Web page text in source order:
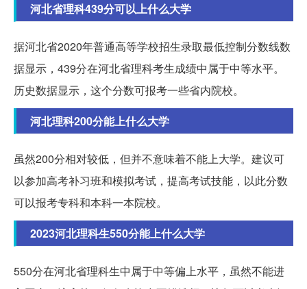
河北省理科439分可以上什么大学
据河北省2020年普通高等学校招生录取最低控制分数线数
据显示，439分在河北省理科考生成绩中属于中等水平。
历史数据显示，这个分数可报考一些省内院校。
河北理科200分能上什么大学
虽然200分相对较低，但并不意味着不能上大学。建议可
以参加高考补习班和模拟考试，提高考试技能，以此分数
可以报考专科和本科一本院校。
2023河北理科生550分能上什么大学
550分在河北省理科生中属于中等偏上水平，虽然不能进